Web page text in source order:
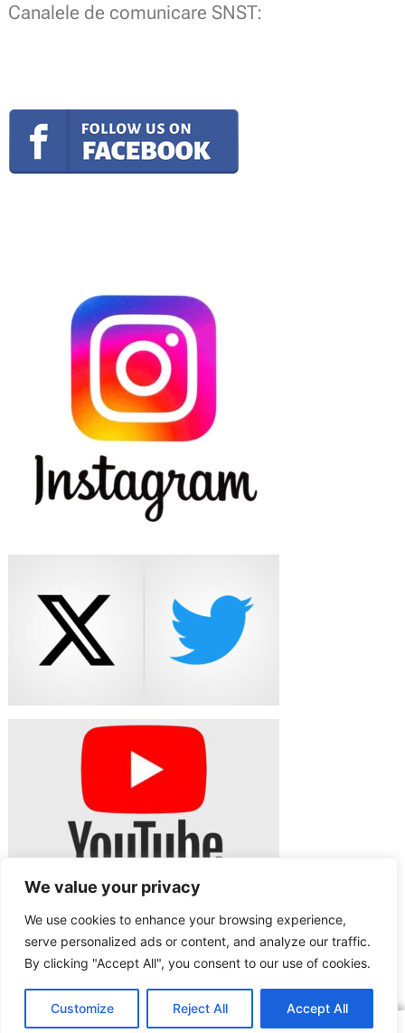
We value your privacy
We use cookies to enhance your browsing experience,
serve personalized ads or content, and analyze our traffic.
By clicking "Accept All", you consent to our use of cookies.
Customize Reject All Accept All
Canalele de comunicare SNST:
Junior&Family – DENTAL CENTER, partener SNST/PUBLISIND
Sindicatul Național Sport și Tineret
Sindicatul Național Sport și Tineret: Resort Hotel WELS**** – partener
SNST
ARTICOLUL ANTERIOR
SNST a înregistrat un nou Contract colectiv de muncă la ITM Harghita
Copyright © 2016 – 2026 SNST